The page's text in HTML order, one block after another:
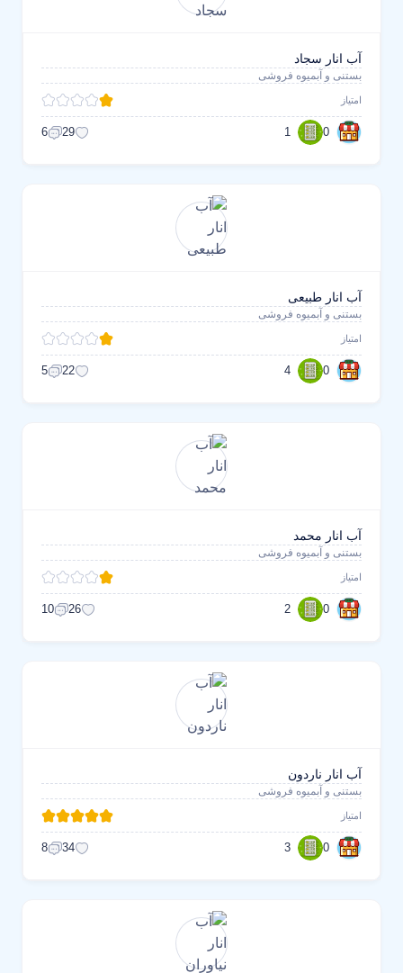
آب انار سجاد
بستنی و آبمیوه فروشی
امتیاز
0
1
29
6
آب انار طبیعی
بستنی و آبمیوه فروشی
امتیاز
0
4
22
5
آب انار محمد
بستنی و آبمیوه فروشی
امتیاز
0
2
26
10
آب انار ناردون
بستنی و آبمیوه فروشی
امتیاز
0
3
34
8